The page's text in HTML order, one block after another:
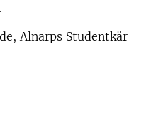
Alnarps Studentkår